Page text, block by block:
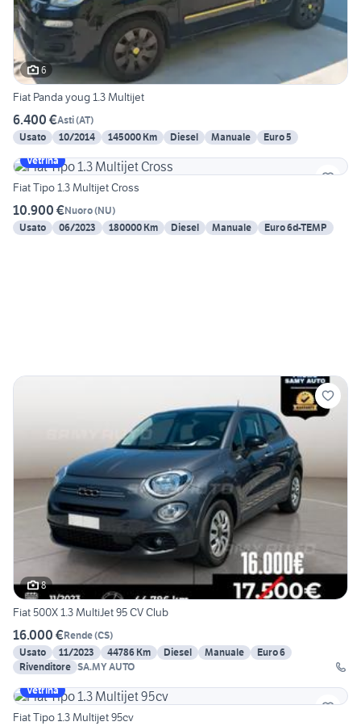
6
Fiat Panda youg 1.3 Multijet
6.400 €Asti(AT)
Usato
10/2014 145000 Km Diesel Manuale
Euro 5
Vetrina
Fiat Tipo 1.3 Multijet Cross
10.900 €Nuoro(NU)
Usato
06/2023 180000 Km Diesel Manuale Euro 6d-TEMP
8
Fiat 500X 1.3 MultiJet 95 CV Club
16.000 €Rende(CS)
Usato
11/2023 44786 Km Diesel Manuale
Euro 6
Rivenditore SA.MY AUTO
Vetrina
Fiat Tipo 1.3 Multijet 95cv